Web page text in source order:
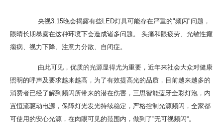
央视3.15晚会揭露有些LED灯具可能存在严重的"频闪"问题，
眼晴长期暴露在这种环境下会造成诸多问题。 头痛和眼疲劳、光敏性癫
痫病、视力下降、注意力分散、自闭症。
由此可见，优质的光源显得尤为重要，近年来社会大众对健康
照明的呼声及要求越来越高，为了有效提高光的品质，目前越来越多的
消费者已经了解到频闪所带来的潜在伤害，三思智能蓝牙全彩灯泡，内
置恒流驱动电源，保障灯光发光持续稳定，严格控制光源频闪，全家都
可使用的安心光源，在肉眼可见的范围内，做到了”无可视频闪“。